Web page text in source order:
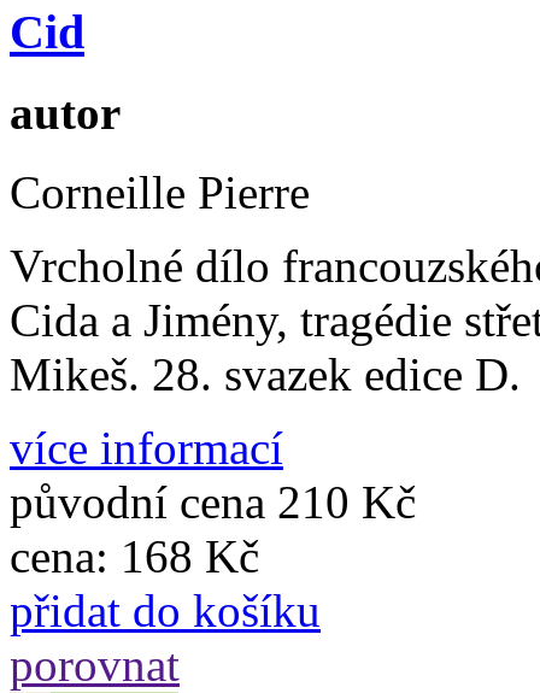
Cid
autor
Corneille Pierre
Vrcholné dílo
Cida a Jimény, tragédie
Mikeš. 28. svazek edice D.
více informací
původní cena 210 Kč
cena: 168 Kč
přidat do košíku
porovnat